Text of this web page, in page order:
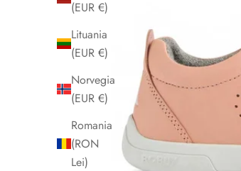
(EUR €)
Lituania
(EUR €)
Norvegia
(EUR €)
Romania
(RON
Lei)